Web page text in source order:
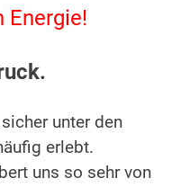
Energie!
unter den
erlebt.
uns so sehr von